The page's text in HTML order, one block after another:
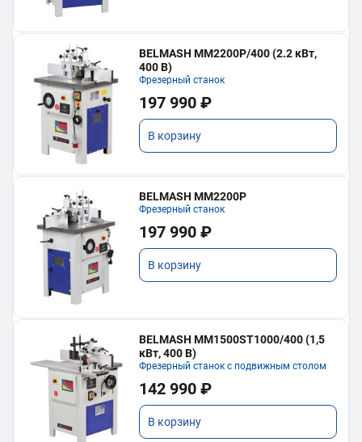
BELMASH MM2200P/400 (2.2 кВт,
400 В)
Фрезерный станок
197 990 ₽
В корзину
BELMASH MM2200P
Фрезерный станок
197 990 ₽
В корзину
BELMASH MM1500ST1000/400 (1,5
кВт, 400 В)
Фрезерный станок с подвижным столом
142 990 ₽
В корзину